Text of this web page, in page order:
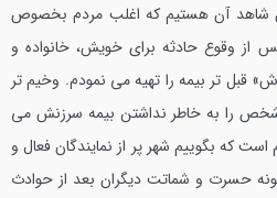
شاهد آن هستیم که اغلب مردم بخصوص
از وقوع حادثه برای خویش، خانواده و
قبل تر بیمه را تهیه می نمودم. وخیم تر
شخص را به خاطر نداشتن بیمه سرزنش می
که بگوییم شهر پر از نمایندگان فعال و
حسرت و شماتت دیگران بعد از حوادث